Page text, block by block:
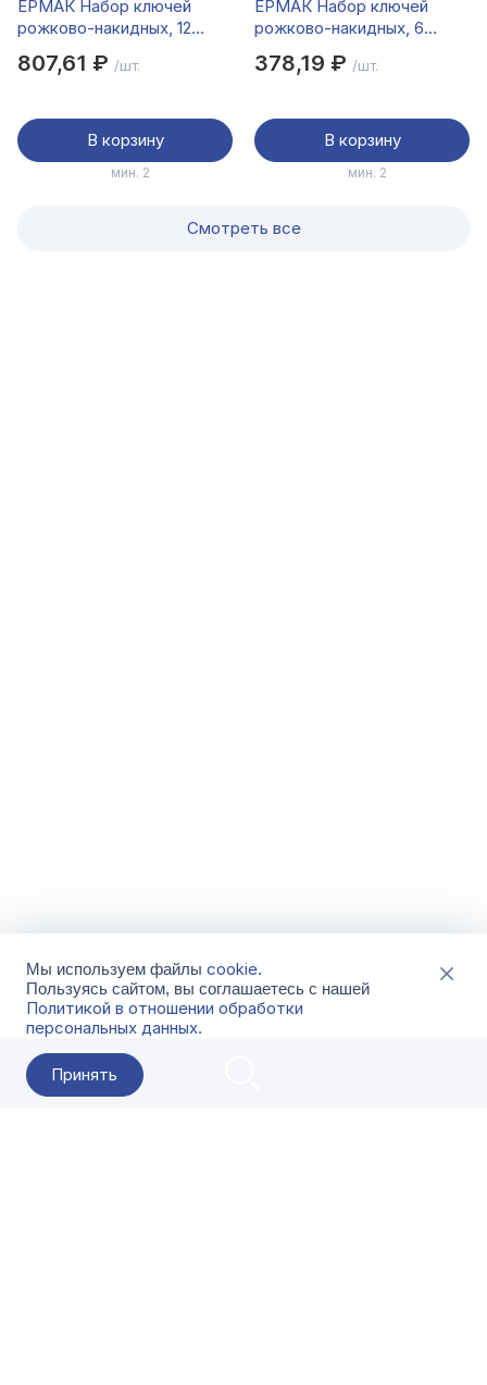
ЕРМАК Набор ключей
рожково-накидных, 12
цинк,
807,61 ₽ /шт.
В корзину
мин. 2
ЕРМАК Набор ключей
рожково-накидных, 6
цинк
378,19 ₽ /шт.
В корзину
мин. 2
Смотреть все
Мы используем файлы cookie.
Пользуясь сайтом, вы соглашаетесь с нашей
Политикой в отношении обработки
персональных данных.
Принять